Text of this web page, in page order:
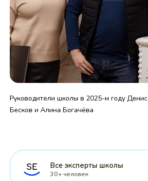
Руководители школы в 2025-м году Денис
Бесков и Алина Богачёва
Все эксперты школы
30+ человек